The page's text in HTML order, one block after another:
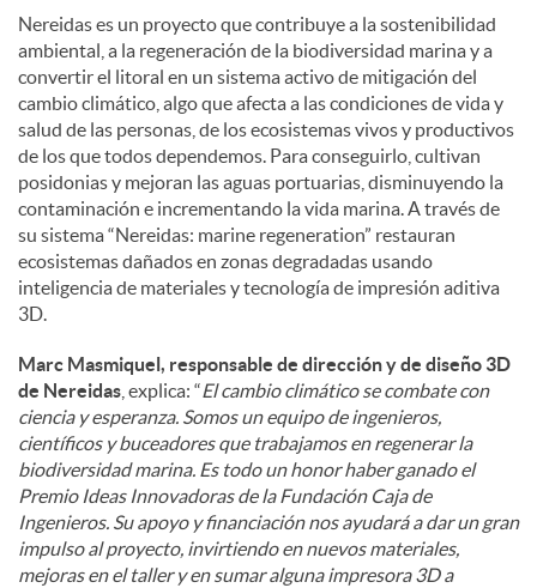
Nereidas es un proyecto que contribuye a la sostenibilidad
ambiental, a la regeneración de la biodiversidad marina y a
convertir el litoral en un sistema activo de mitigación del
cambio climático, algo que afecta a las condiciones de vida y
salud de las personas, de los ecosistemas vivos y productivos
de los que todos dependemos. Para conseguirlo, cultivan
posidonias y mejoran las aguas portuarias, disminuyendo la
contaminación e incrementando la vida marina. A través de
su sistema “Nereidas: marine regeneration” restauran
ecosistemas dañados en zonas degradadas usando
inteligencia de materiales y tecnología de impresión aditiva
3D.
Marc Masmiquel, responsable de dirección y de diseño 3D
de Nereidas , explica: “El cambio climático se combate con
ciencia y esperanza. Somos un equipo de ingenieros,
científicos y buceadores que trabajamos en regenerar la
biodiversidad marina. Es todo un honor haber ganado el
Premio Ideas Innovadoras de la Fundación Caja de
Ingenieros. Su apoyo y financiación nos ayudará a dar un gran
impulso al proyecto, invirtiendo en nuevos materiales,
mejoras en el taller y en sumar alguna impresora 3D a